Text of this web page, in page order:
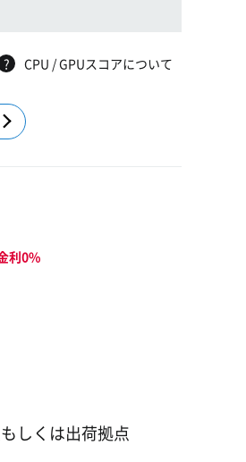
? CPU / GPUスコアについて
利0%
しくは出荷拠点